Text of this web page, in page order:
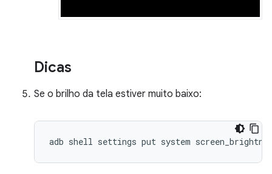
Dicas
Se o brilho da tela estiver muito baixo:
adb shell settings put system